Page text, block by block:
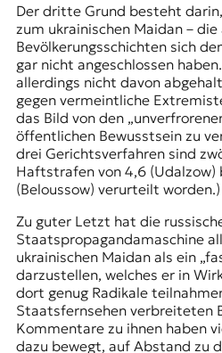
Der dritte Grund besteht
zum ukrainischen Maidan –
Bevölkerungsschichten sich
gar nicht angeschlossen
allerdings nicht davon
gegen vermeintliche
das Bild von den
öffentlichen Bewusstsein zu
drei Gerichtsverfahren sind
Haftstrafen von 4,6 (Udalzow)
(Beloussow) verurteilt worden.)
Zu guter Letzt hat die
Staatspropagandamaschine
ukrainischen Maidan als ein
darzustellen, welches er in
dort genug Radikale
Staatsfernsehen verbreiteten
Kommentare zu ihnen haben
dazu bewegt, auf Abstand zu